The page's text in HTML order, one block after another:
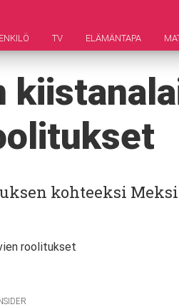
TV ELÄMÄNTAPA
kohteeksi